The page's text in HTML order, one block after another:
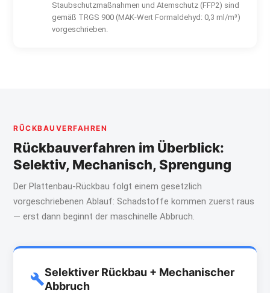
Staubschutzmaßnahmen und Atemschutz (FFP2) sind
gemäß TRGS 900 (MAK-Wert Formaldehyd: 0,3 ml/m³)
vorgeschrieben.
RÜCKBAUVERFAHREN
Rückbauverfahren im Überblick:
Selektiv, Mechanisch, Sprengung
Der Plattenbau-Rückbau folgt einem gesetzlich
vorgeschriebenen Ablauf: Schadstoffe kommen zuerst raus
— erst dann beginnt der maschinelle Abbruch.
Selektiver Rückbau + Mechanischer
Abbruch